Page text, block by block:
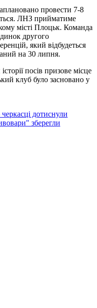
провести 7-8
ЛНЗ прийматиме
місті Плоцьк. Команда
другого
який відбудеться
на 30 липня.
посів призове місце
клуб було засновано у
дотиснули
зберегли